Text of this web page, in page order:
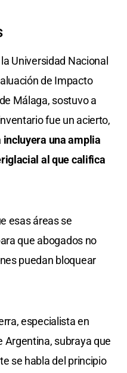
Universidad Nacional
de Impacto
Málaga, sostuvo a
fue un acierto,
una amplia
al que califica
esas áreas se
que abogados no
puedan bloquear
especialista en
Argentina, subraya que
se habla del principio